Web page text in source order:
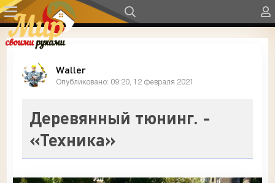
Waller
Опубликовано: 09:20, 12 февраля 2021
Деревянный тюнинг. -
«Техника»